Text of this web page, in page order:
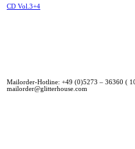
CD Vol.3+4
Mailorder-Hotline: +49 (0)5273 – 36360 (
mailorder@glitterhouse.com